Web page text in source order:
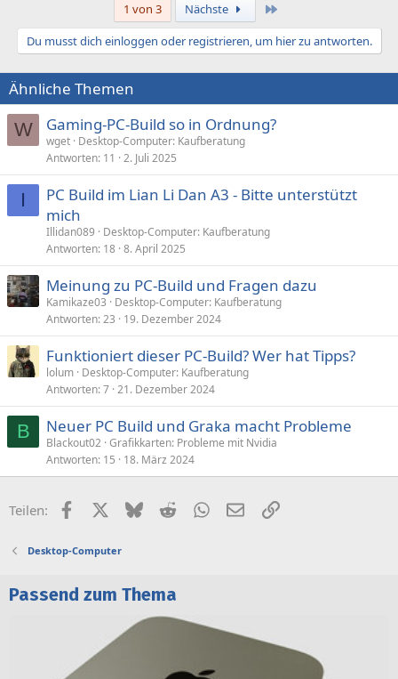
t
o
n
e
n
:
1 von 3 Nächste
Du musst dich einloggen oder registrieren, um hier zu antworten.
Ähnliche Themen
W Gaming-PC-Build so in Ordnung?
wget Desktop-Computer: Kaufberatung
Antworten 11 2. Juli 2025
I
PC Build im Lian Li Dan A3 - Bitte unterstützt
mich
Illidan089
Desktop-Computer: Kaufberatung
Antworten 18 8. April 2025
Meinung zu PC-Build und Fragen dazu
Kamikaze03
Desktop-Computer: Kaufberatung
Antworten 23 19. Dezember 2024
Funktioniert dieser PC-Build? Wer hat Tipps?
lolum Desktop-Computer: Kaufberatung
Antworten 7 21. Dezember 2024
B Neuer PC Build und Graka macht Probleme
Blackout02 Grafikkarten: Probleme mit Nvidia
Antworten 15 18. März 2024
Teilen: FacebookX (Twitter)
BlueskyRedditWhatsApp
E-MailLink
Desktop-Computer
Passend zum Thema